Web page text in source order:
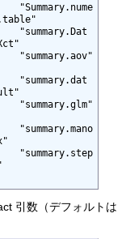
"summary.aov"
"summary.dat
"summary.glm"
"summary.step
引数（デフォルトは